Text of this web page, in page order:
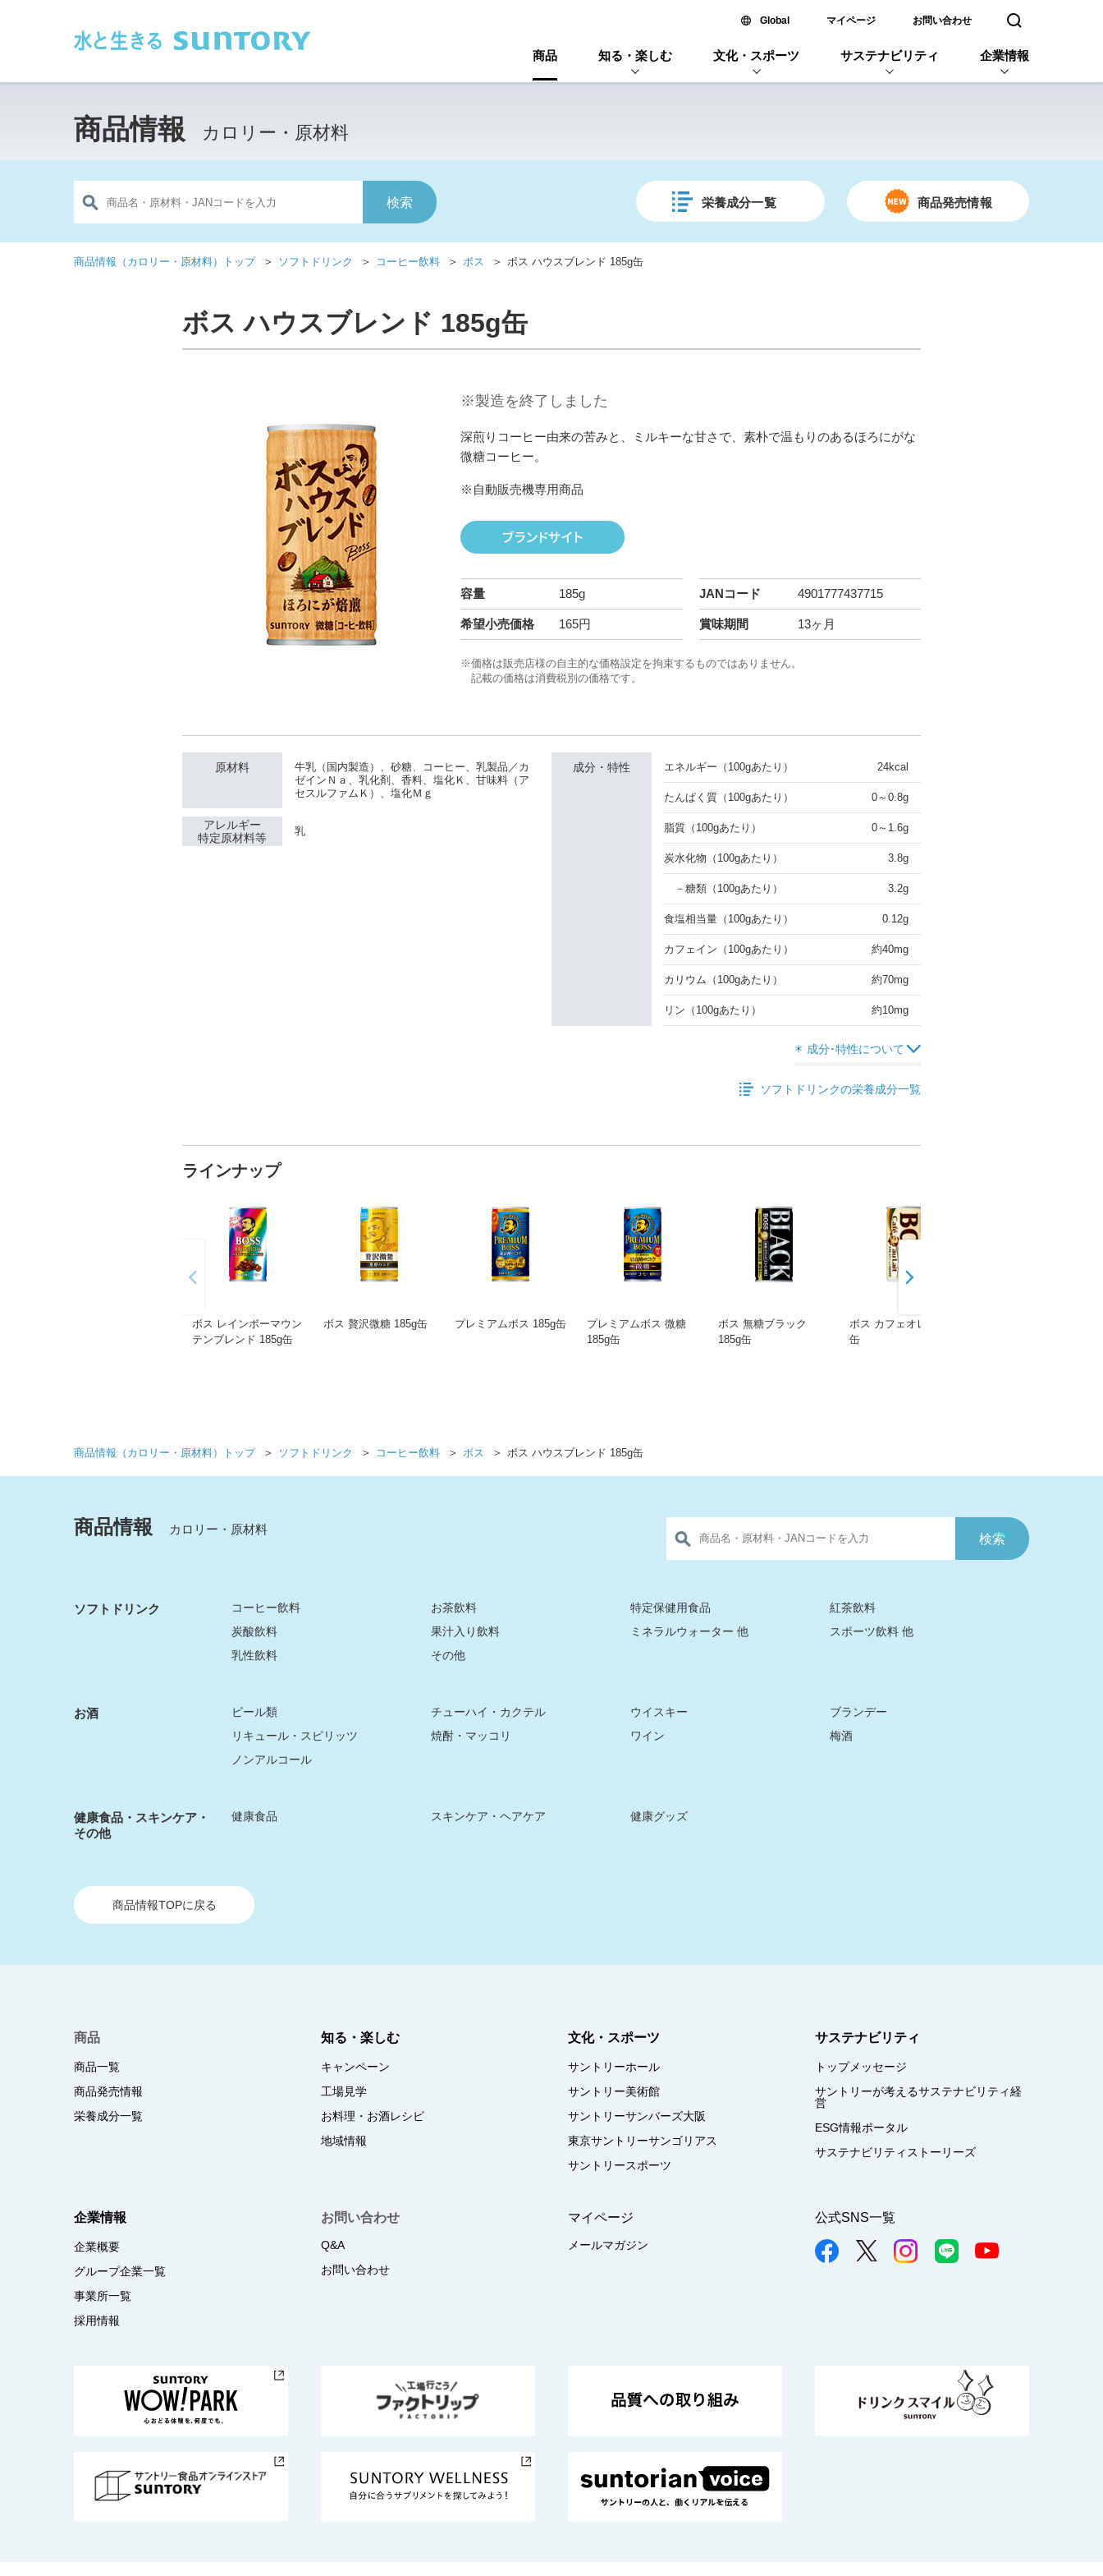
Global新しいウィンドウで開く
マイページ お問い合わせ 検索窓を開く
商品 知る・楽しむ 文化・スポーツ サステナビリティ 企業情報
商品情報 カロリー・原材料
栄養成分一覧 商品発売情報
商品情報（カロリー・原材料）トップ ＞ ソフトドリンク ＞ コーヒー飲料 ＞ ボス ＞ ボス ハウスブレンド 185g缶
ボス ハウスブレンド 185g缶
※製造を終了しました
深煎りコーヒー由来の苦みと、ミルキーな甘さで、素朴で温もりのあるほろにがな
微糖コーヒー。
※自動販売機専用商品
容量 185g JANコード 4901777437715
希望小売価格 165円 賞味期間 13ヶ月
※価格は販売店様の自主的な価格設定を拘束するものではありません。
記載の価格は消費税別の価格です。
原材料
牛乳（国内製造）、砂糖、コーヒー、乳製品／カ
ゼインＮａ、乳化剤、香料、塩化Ｋ、甘味料（ア
セスルファムＫ）、塩化Ｍｇ
アレルギー
特定原材料等
乳
成分・特性 エネルギー （100gあたり） 24kcal
たんぱく質（100gあたり） 0～0.8g
脂質（100gあたり） 0～1.6g
炭水化物 （100gあたり） 3.8g
－ 糖類（100gあたり） 3.2g
食塩相当量（100gあたり） 0.12g
カフェイン （100gあたり） 約40mg
カリウム （100gあたり） 約70mg
リン （100gあたり） 約10mg
成分･特性について
ソフトドリンクの栄養成分一覧
ラインナップ
ボス レインボーマウン
テンブレンド 185g缶
ボス 贅沢微糖 185g缶 プレミアムボス 185g缶
プレミアムボス 微糖
185g缶
ボス 無糖ブラック
185g缶
ボス カフェオレ 185g
缶
商品情報（カロリー・原材料）トップ ＞ ソフトドリンク ＞ コーヒー飲料 ＞ ボス ＞ ボス ハウスブレンド 185g缶
商品情報 カロリー・原材料
ソフトドリンク コーヒー飲料 お茶飲料 特定保健用食品
紅茶飲料
炭酸飲料
果汁入り飲料 ミネラルウォーター 他
スポーツ飲料 他
乳性飲料
その他
お酒 ビール類 チューハイ・カクテル ウイスキー
ブランデー
リキュール・スピリッツ
焼酎・マッコリ ワイン
梅酒
ノンアルコール
健康食品・スキンケア・
その他
健康食品 スキンケア・ヘアケア 健康グッズ
商品情報TOPに戻る
商品
商品一覧
商品発売情報
栄養成分一覧
知る・楽しむ
キャンペーン
工場見学
お料理・お酒レシピ
地域情報
文化・スポーツ
サントリーホール
サントリー美術館
サントリーサンバーズ大阪
東京サントリーサンゴリアス
サントリースポーツ
サステナビリティ
トップメッセージ
サントリーが考えるサステナビリティ経
営
ESG情報ポータル
サステナビリティストーリーズ
企業情報
企業概要
グループ企業一覧
事業所一覧
採用情報
お問い合わせ
Q&A
お問い合わせ
マイページ
メールマガジン
公式SNS一覧